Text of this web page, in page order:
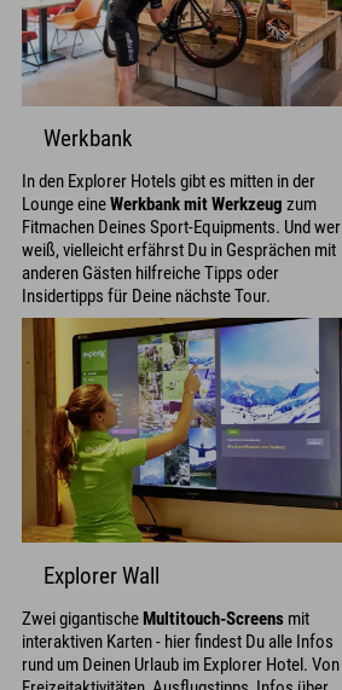
Werkbank
In den Explorer Hotels gibt es mitten in der
Lounge eineWerkbank mit Werkzeug zum
Fitmachen Deines Sport-Equipments. Und wer
weiß, vielleicht erfährst Du in Gesprächen mit
anderen Gästen hilfreiche Tipps oder
Insidertipps für Deine nächste Tour.
Explorer Wall
Zwei gigantischeMultitouch-Screens mit
interaktiven Karten - hier findest Du alle Infos
rund um Deinen Urlaub im Explorer Hotel. Von